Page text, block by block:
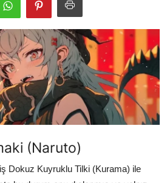
(Naruto)
Dokuz Kuyruklu Tilki (Kurama) ile